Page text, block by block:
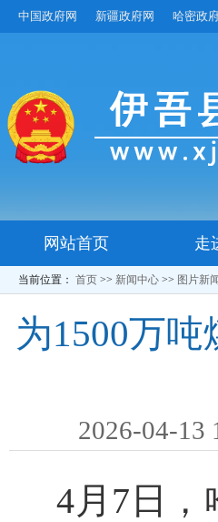
中国政府网 新疆政府网 哈密政
网站首页 走
当前位置： 首页 >> 新闻中心 >> 图片新闻
为1500万
2026-04-13
4月7日，